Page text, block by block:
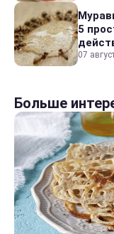
5
07
Больше